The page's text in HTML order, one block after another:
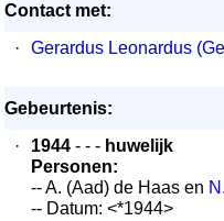
Contact met:
·
Gerardus Leonardus
Gebeurtenis:
·
1944 - - - huwelijk
Personen:
-- A. (Aad) de Haas en
-- Datum: <*1944>